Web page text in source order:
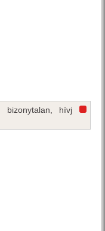
bizonytalan, hívj